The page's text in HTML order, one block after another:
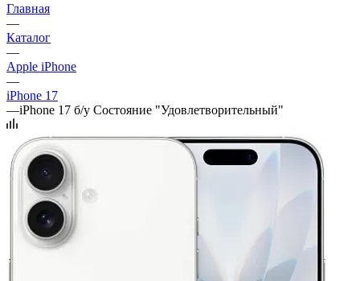
Главная
—
Каталог
—
Apple iPhone
—
iPhone 17
—iPhone 17 б/у Состояние "Удовлетворительный"